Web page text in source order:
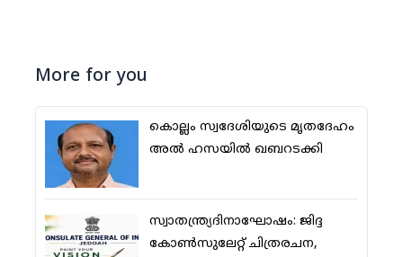
More for you
കൊല്ലം സ്വദേശിയുടെ മൃതദേഹം
അല്‍ ഹസയില്‍ ഖബറടക്കി
സ്വാതന്ത്ര്യദിനാഘോഷം: ജിദ്ദ
കോണ്‍സുലേറ്റ് ചിത്രരചന,